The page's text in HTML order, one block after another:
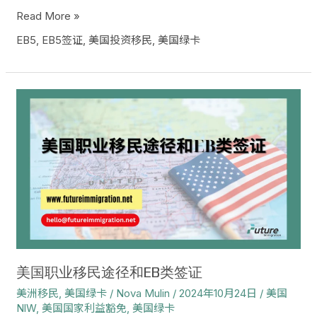
骤
Read More »
EB5 EB5签证 ,美国投资移民 ,美国绿卡
美国职业移民途径和EB类签证
美洲移民,美国绿卡 / Nova Mulin /2024年10月24日 /美国
NlW,美国国家利益豁免,美国绿卡
类
签
证